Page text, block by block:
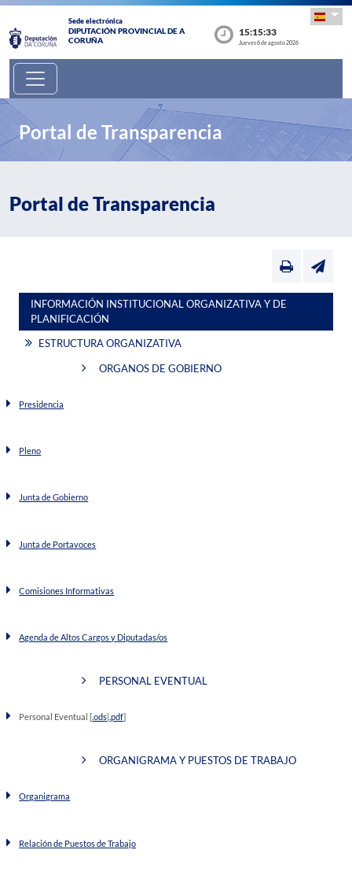
Sede electrónica
DIPUTACIÓN PROVINCIAL DE A
CORUÑA
15:15:34
Jueves 6 de agosto 2026
Portal de Transparencia
Portal de Transparencia
INFORMACIÓN INSTITUCIONAL ORGANIZATIVA Y DE
PLANIFICACIÓN
ESTRUCTURA ORGANIZATIVA
ORGANOS DE GOBIERNO
Presidencia
Pleno
Junta de Gobierno
Junta de Portavoces
Comisiones Informativas
Agenda de Altos Cargos y Diputadas/os
PERSONAL EVENTUAL
Personal Eventual [.ods .pdf]
ORGANIGRAMA Y PUESTOS DE TRABAJO
Organigrama
Relación de Puestos de Trabajo